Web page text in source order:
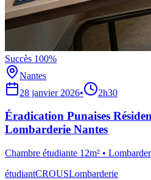
Succès 100%
Nantes
28 janvier 2026• 2h30
Éradication Punaises
Lombarderie Nantes
Chambre étudiante 12m² •
étudiantCROUSLombarderie